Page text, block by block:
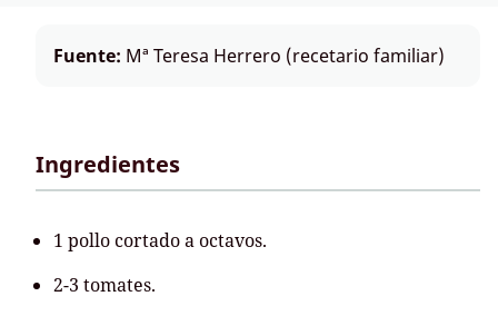
Fuente: Mª Teresa Herrero (recetario familiar)
Ingredientes
1 pollo cortado a octavos.
2-3 tomates.